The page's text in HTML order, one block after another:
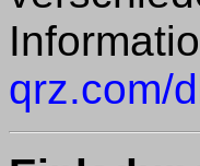
qrz.com/